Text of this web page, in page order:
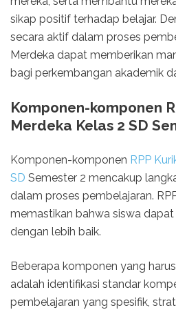
sikap positif terhadap belajar.
secara aktif dalam proses
Merdeka dapat memberikan
bagi perkembangan akademik
Komponen-komponen
Merdeka Kelas 2 SD
Komponen-komponen RPP
SD Semester 2 mencakup
dalam proses pembelajaran.
memastikan bahwa siswa
dengan lebih baik.
Beberapa komponen yang
adalah identifikasi standar
pembelajaran yang spesifik,